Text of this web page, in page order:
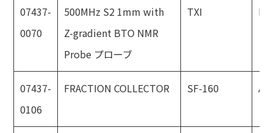
07437-
0070
500MHz S2 1mm with
Z-gradient BTO NMR
Probe プローブ
TXI
07437-
0106
FRACTION COLLECTOR SF-160